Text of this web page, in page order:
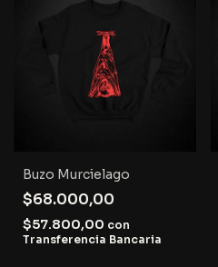
Buzo Murcielago
$68.000,00
$57.800,00 con
Transferencia Bancaria